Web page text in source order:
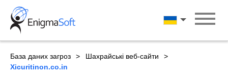
Skip
content
Українська
База даних загроз
Шахрайські веб-сайти
Xicuritinon.co.in